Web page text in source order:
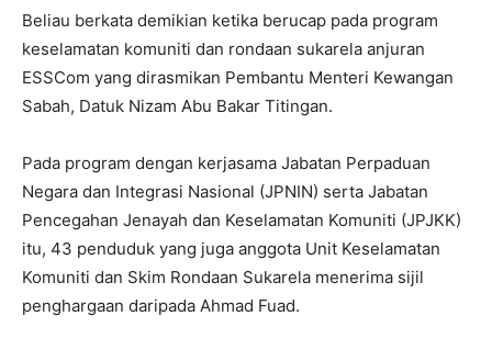
Beliau berkata demikian ketika berucap pada program
keselamatan komuniti dan rondaan sukarela anjuran
ESSCom yang dirasmikan Pembantu Menteri Kewangan
Sabah, Datuk Nizam Abu Bakar Titingan.
Pada program dengan kerjasama Jabatan Perpaduan
Negara dan Integrasi Nasional (JPNIN) serta Jabatan
Pencegahan Jenayah dan Keselamatan Komuniti (JPJKK)
itu, 43 penduduk yang juga anggota Unit Keselamatan
Komuniti dan Skim Rondaan Sukarela menerima sijil
penghargaan daripada Ahmad Fuad.